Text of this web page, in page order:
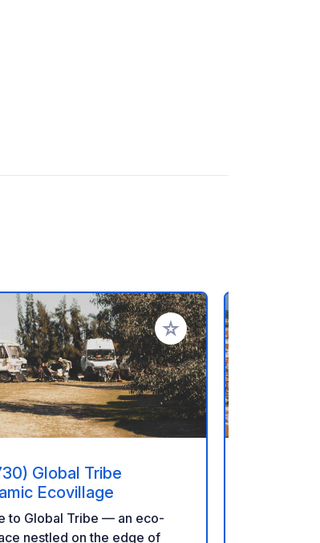
Aggiungi ai tuoi preferiti
Global Tribe
Ecovillage
to Global Tribe — an eco-
nestled on the edge of